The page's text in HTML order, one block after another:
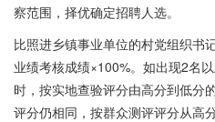
察范围，择优确定招聘人选。
比照进乡镇事业单位的村党组织书
业绩考核成绩×100%。如出现2名
时，按实地查验评分由高分到低分
评分仍相同，按群众测评评分从高